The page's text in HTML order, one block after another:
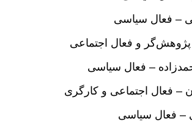
– فعال سیاسی
و فعال اجتماعی
– فعال سیاسی
– فعال اجتماعی و کارگری
– فعال سیاسی